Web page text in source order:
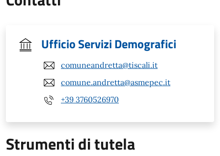
Ufficio Servizi Demografici
comuneandretta@tiscali.it
comune.andretta@asmepec.it
+39 3760526970
Strumenti di tutela